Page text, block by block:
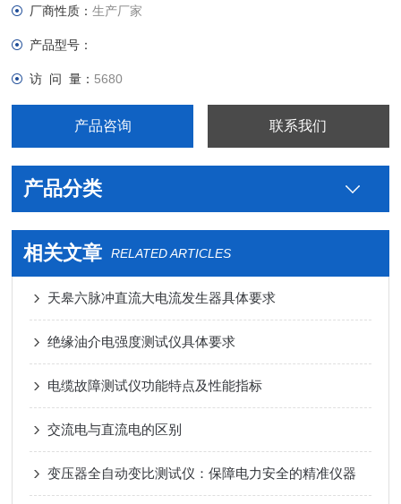
厂商性质：生产厂家
产品型号：
访 问 量： 5680
产品咨询 联系我们
产品分类
相关文章 RELATED ARTICLES
天皋六脉冲直流大电流发生器具体要求
绝缘油介电强度测试仪具体要求
电缆故障测试仪功能特点及性能指标
交流电与直流电的区别
变压器全自动变比测试仪：保障电力安全的精准仪器